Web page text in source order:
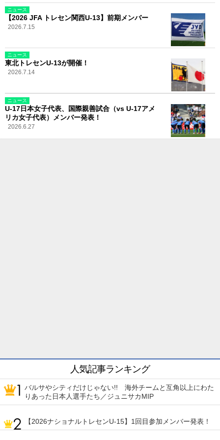
ニュース
【2026 JFA トレセン関西U-13】前期メンバー
2026.7.15
ニュース
東北トレセンU-13が開催！
2026.7.14
ニュース
U-17日本女子代表、国際親善試合（vs U-17アメ
リカ女子代表）メンバー発表！
2026.6.27
人気記事ランキング
バルサやシティだけじゃない!! 海外チームと互角以上にわた
りあった日本人選手たち／ジュニサカMIP
【2026ナショナルトレセンU-15】1回目参加メンバー発表！